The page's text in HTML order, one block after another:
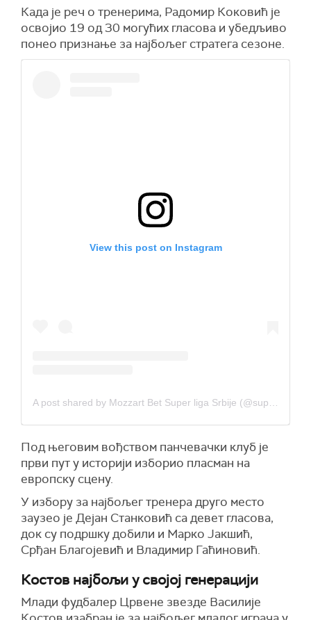
Када је реч о тренерима, Радомир Коковић је
освојио 19 од 30 могућих гласова и убедљиво
понео признање за најбољег стратега сезоне.
View this post on Instagram
Под његовим вођством панчевачки клуб је
први пут у историји изборио пласман на
европску сцену.
У избору за најбољег тренера друго место
заузео је Дејан Станковић са девет гласова,
док су подршку добили и Марко Јакшић,
Срђан Благојевић и Владимир Гаћиновић.
Костов најбољи у својој генерацији
Млади фудбалер Црвене звезде Василије